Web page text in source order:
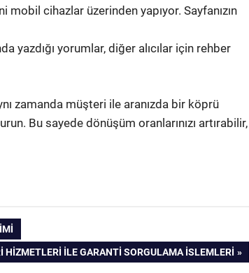
cihazlar üzerinden yapıyor. Sayfanızın
yazdığı yorumlar, diğer alıcılar için rehber
zamanda müşteri ile aranızda bir köprü
Bu sayede dönüşüm oranlarınızı artırabilir,
HIZMETLERI İLE GARANTI SORGULAMA İSLEMLERI